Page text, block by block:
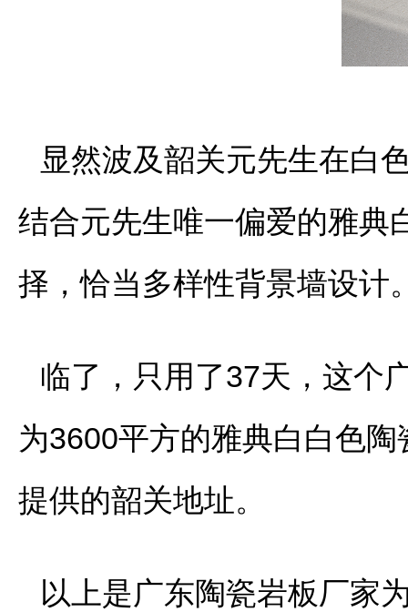
显然波及韶关元先生在白
结合元先生唯一偏爱的雅典
择，恰当多样性背景墙设计
临了，只用了37天，这个
为3600平方的雅典白白色
提供的韶关地址。
以上是广东陶瓷岩板厂家